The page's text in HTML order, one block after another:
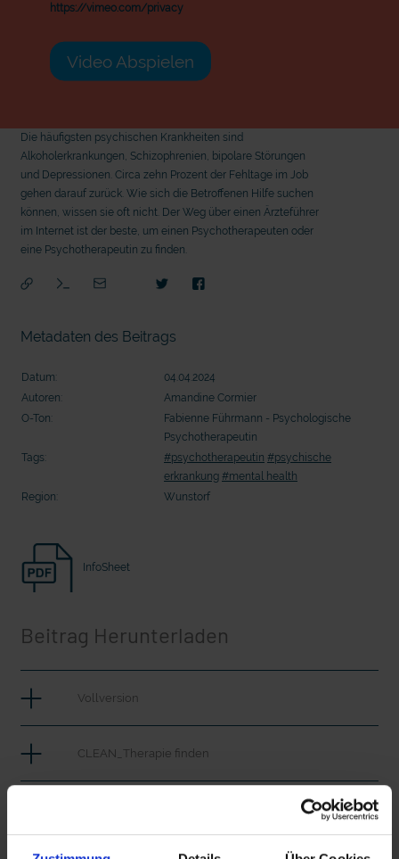
Seelsorge für Trucker: "Könige der
Landstraße" oder "Deppen der Nation"?
Seelsorge für Trucker: "Könige der
Landstraße" oder "Deppen der
https://vimeo.com/privacy
Video Abspielen
Die häufigsten psychischen Krankheiten sind
Alkoholerkrankungen, Schizophrenien, bipolare Störungen
und Depressionen. Circa zehn Prozent der Fehltage im Job
gehen darauf zurück. Wie sich die Betroffenen Hilfe suchen
können, wissen sie oft nicht. Der Weg über einen Ärzteführer
im Internet ist der beste, um einen Psychotherapeuten oder
eine Psychotherapeutin zu finden.
Metadaten des Beitrags
Datum:
04.04.2024
Autoren:
Amandine Cormier
O-Ton:
Fabienne Führmann - Psychologische
Psychotherapeutin
Tags:
#psychotherapeutin #psychische
erkrankung #mental health
Region:
Wunstorf
InfoSheet
Beitrag Herunterladen
Vollversion
CLEAN_Therapie finden